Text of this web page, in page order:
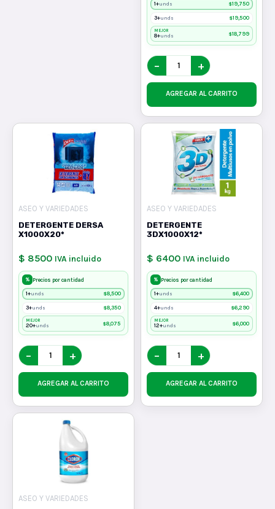
1+unds $19,750
3+unds $19,500
MEJOR
8+unds $18,799
− +
AGREGAR AL CARRITO
ASEO Y VARIEDADES
DETERGENTE DERSA
X1000X20*
$ 8500 IVA incluido
% Precios por cantidad
1+unds $8,500
3+unds $8,350
MEJOR
20+unds $8,075
− +
AGREGAR AL CARRITO
ASEO Y VARIEDADES
DETERGENTE
3DX1000X12*
$ 6400 IVA incluido
% Precios por cantidad
1+unds $6,400
4+unds $6,290
MEJOR
12+unds $6,000
− +
AGREGAR AL CARRITO
ASEO Y VARIEDADES